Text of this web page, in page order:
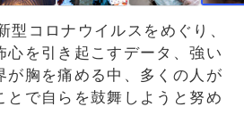
型コロナウイルスをめぐり、
心を引き起こすデータ、強い
が胸を痛める中、多くの人が
とで自らを鼓舞しようと努め